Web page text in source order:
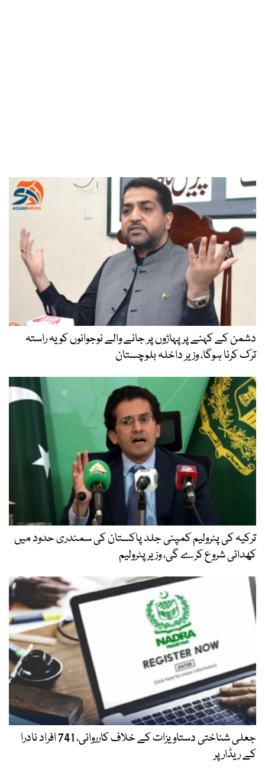
دشمن کے کہنے پر پہاڑوں پر جانے والے نوجوانوں کو یہ راستہ
ترک کرنا ہوگا، وزیر داخلہ بلوچستان
ترکیہ کی پٹرولیم کمپنی جلد پاکستان کی سمندری حدود میں
کھدائی شروع کرے گی، وزیر پٹرولیم
جعلی شناختی دستاویزات کے خلاف کارروائی، 741 افراد نادرا
کے ریڈار پر